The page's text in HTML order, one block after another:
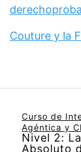
Couture y la
Curso de
Agéntica y
Nivel 2:
Absoluto